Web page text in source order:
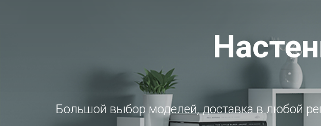
Большой выбор моделей, доставка в любой